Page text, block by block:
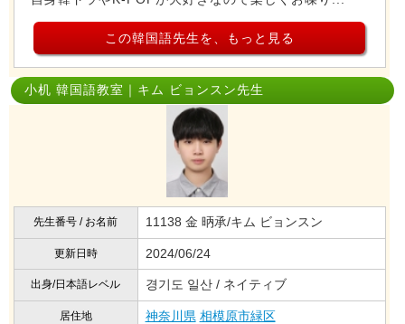
この韓国語先生を、もっと見る
小机 韓国語教室｜キム ビョンスン先生
先生番号 / お名前 11138 金 昞承/キム ビョンスン
更新日時 2024/06/24
出身/日本語レベル 경기도 일산 / ネイティブ
居住地 神奈川県 相模原市緑区